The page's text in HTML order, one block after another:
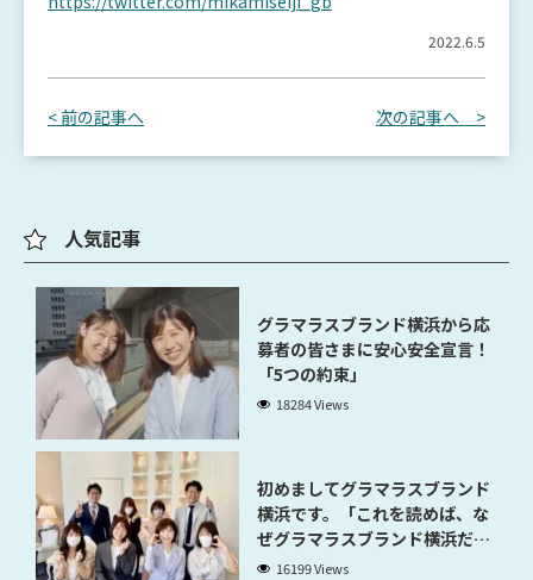
2022.6.5
< 前の記事へ 次の記事へ >
人気記事
グラマラスブランド横浜から応
募者の皆さまに安心安全宣言！
「5つの約束」
18284 Views
初めましてグラマラスブランド
横浜です。「これを読めば、な
ぜグラマラスブランド横浜だと
稼げるのかが分かります」
16199 Views